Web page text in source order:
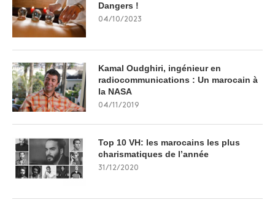
Dangers !
04/10/2023
Kamal Oudghiri, ingénieur en
radiocommunications : Un marocain à
la NASA
04/11/2019
Top 10 VH: les marocains les plus
charismatiques de l’année
31/12/2020